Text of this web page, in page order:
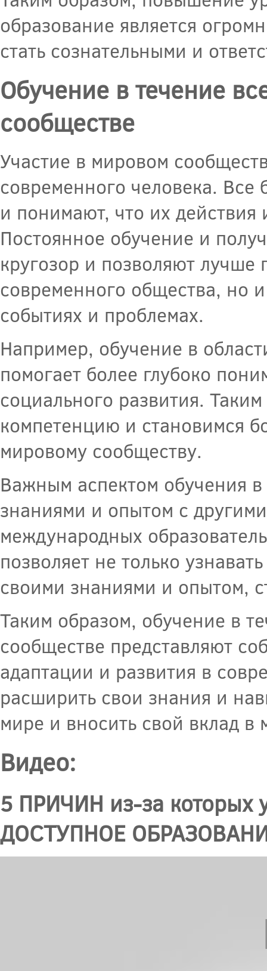
образование является
стать сознательными и
Обучение в течение
сообществе
Участие в мировом
современного человека.
и понимают, что их
Постоянное обучение и
кругозор и позволяют
современного общества, но
событиях и проблемах.
Например, обучение в
помогает более глубоко
социального развития.
компетенцию и становимся
мировому сообществу.
Важным аспектом обучения
знаниями и опытом с
международных
позволяет не только
своими знаниями и опытом,
Таким образом, обучение в
сообществе представляют
адаптации и развития в
расширить свои знания и
мире и вносить свой вклад
Видео:
5 ПРИЧИН из-за
ДОСТУПНОЕ